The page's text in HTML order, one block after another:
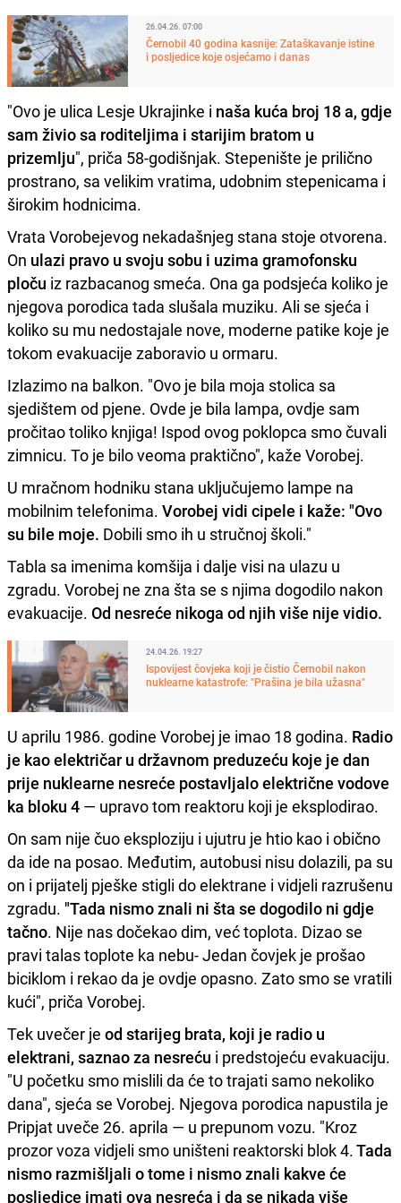
26.04.26. 07:00
Černobil 40 godina kasnije: Zataškavanje istine
i posljedice koje osjećamo i danas
"Ovo je ulica Lesje Ukrajinke i naša kuća broj 18 a, gdje
sam živio sa roditeljima i starijim bratom u
prizemlju", priča 58-godišnjak. Stepenište je prilično
prostrano, sa velikim vratima, udobnim stepenicama i
širokim hodnicima.
Vrata Vorobejevog nekadašnjeg stana stoje otvorena.
On ulazi pravo u svoju sobu i uzima gramofonsku
ploču iz razbacanog smeća. Ona ga podsjeća koliko je
njegova porodica tada slušala muziku. Ali se sjeća i
koliko su mu nedostajale nove, moderne patike koje je
tokom evakuacije zaboravio u ormaru.
Izlazimo na balkon. "Ovo je bila moja stolica sa
sjedištem od pjene. Ovde je bila lampa, ovdje sam
pročitao toliko knjiga! Ispod ovog poklopca smo čuvali
zimnicu. To je bilo veoma praktično", kaže Vorobej.
U mračnom hodniku stana uključujemo lampe na
mobilnim telefonima. Vorobej vidi cipele i kaže: "Ovo
su bile moje. Dobili smo ih u stručnoj školi."
Tabla sa imenima komšija i dalje visi na ulazu u
zgradu. Vorobej ne zna šta se s njima dogodilo nakon
evakuacije. Od nesreće nikoga od njih više nije vidio.
24.04.26. 19:27
Ispovijest čovjeka koji je čistio Černobil nakon
nuklearne katastrofe: "Prašina je bila užasna"
U aprilu 1986. godine Vorobej je imao 18 godina. Radio
je kao električar u državnom preduzeću koje je dan
prije nuklearne nesreće postavljalo električne vodove
ka bloku 4 — upravo tom reaktoru koji je eksplodirao.
On sam nije čuo eksploziju i ujutru je htio kao i obično
da ide na posao. Međutim, autobusi nisu dolazili, pa su
on i prijatelj pješke stigli do elektrane i vidjeli razrušenu
zgradu. "Tada nismo znali ni šta se dogodilo ni gdje
tačno. Nije nas dočekao dim, već toplota. Dizao se
pravi talas toplote ka nebu- Jedan čovjek je prošao
biciklom i rekao da je ovdje opasno. Zato smo se vratili
kući", priča Vorobej.
Tek uvečer je od starijeg brata, koji je radio u
elektrani, saznao za nesreću i predstojeću evakuaciju.
"U početku smo mislili da će to trajati samo nekoliko
dana", sjeća se Vorobej. Njegova porodica napustila je
Pripjat uveče 26. aprila — u prepunom vozu. "Kroz
prozor voza vidjeli smo uništeni reaktorski blok 4.Tada
nismo razmišljali o tome i nismo znali kakve će
posljedice imati ova nesreća i da se nikada više